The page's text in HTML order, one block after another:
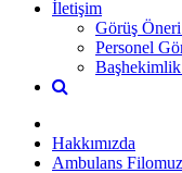
İletişim
Görüş
Personel
Hakkımızda
Ambulans Filomuz